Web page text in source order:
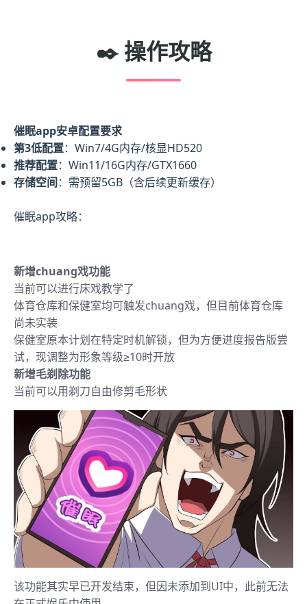
✒️ 操作攻略
催眠app安卓配置要求
​第3低配置​​：Win7/4G内存/核显HD520
​推荐配置​​：Win11/16G内存/GTX1660
​存储空间​​：需预留5GB（含后续更新缓存）
催眠app攻略：
新增chuang戏功能
当前可以进行床戏教学了
体育仓库和保健室均可触发chuang戏，但目前体育仓库
尚未实装
保健室原本计划在特定时机解锁，但为方便进度报告版尝
试，现调整为形象等级≥10时开放
新增毛剃除功能
当前可以用剃刀自由修剪毛形状
该功能其实早已开发结束，但因未添加到UI中，此前无法